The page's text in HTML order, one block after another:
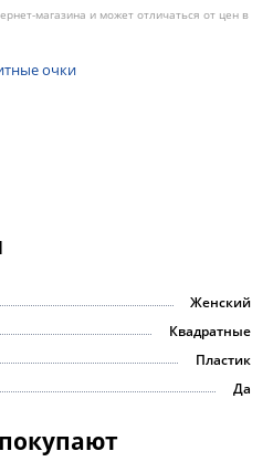
магазина и может отличаться от цен в
очки
Женский
Квадратные
Пластик
Да